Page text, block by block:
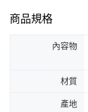
商品規格
內容物
材質
產地